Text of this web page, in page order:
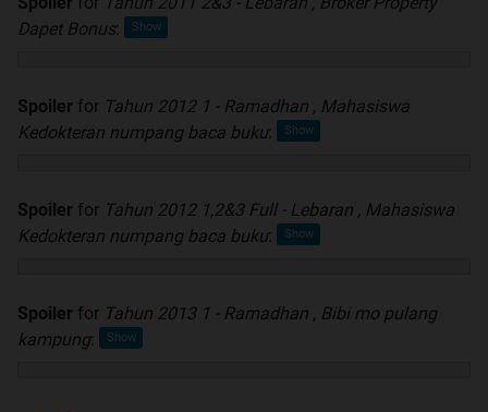
Dapet Bonus:
Spoiler for Tahun 2012 1 - Ramadhan , Mahasiswa
Kedokteran numpang baca buku:
Spoiler for Tahun 2012 1,2&3 Full - Lebaran , Mahasiswa
Kedokteran numpang baca buku:
Spoiler for Tahun 2013 1 - Ramadhan , Bibi mo pulang
kampung: